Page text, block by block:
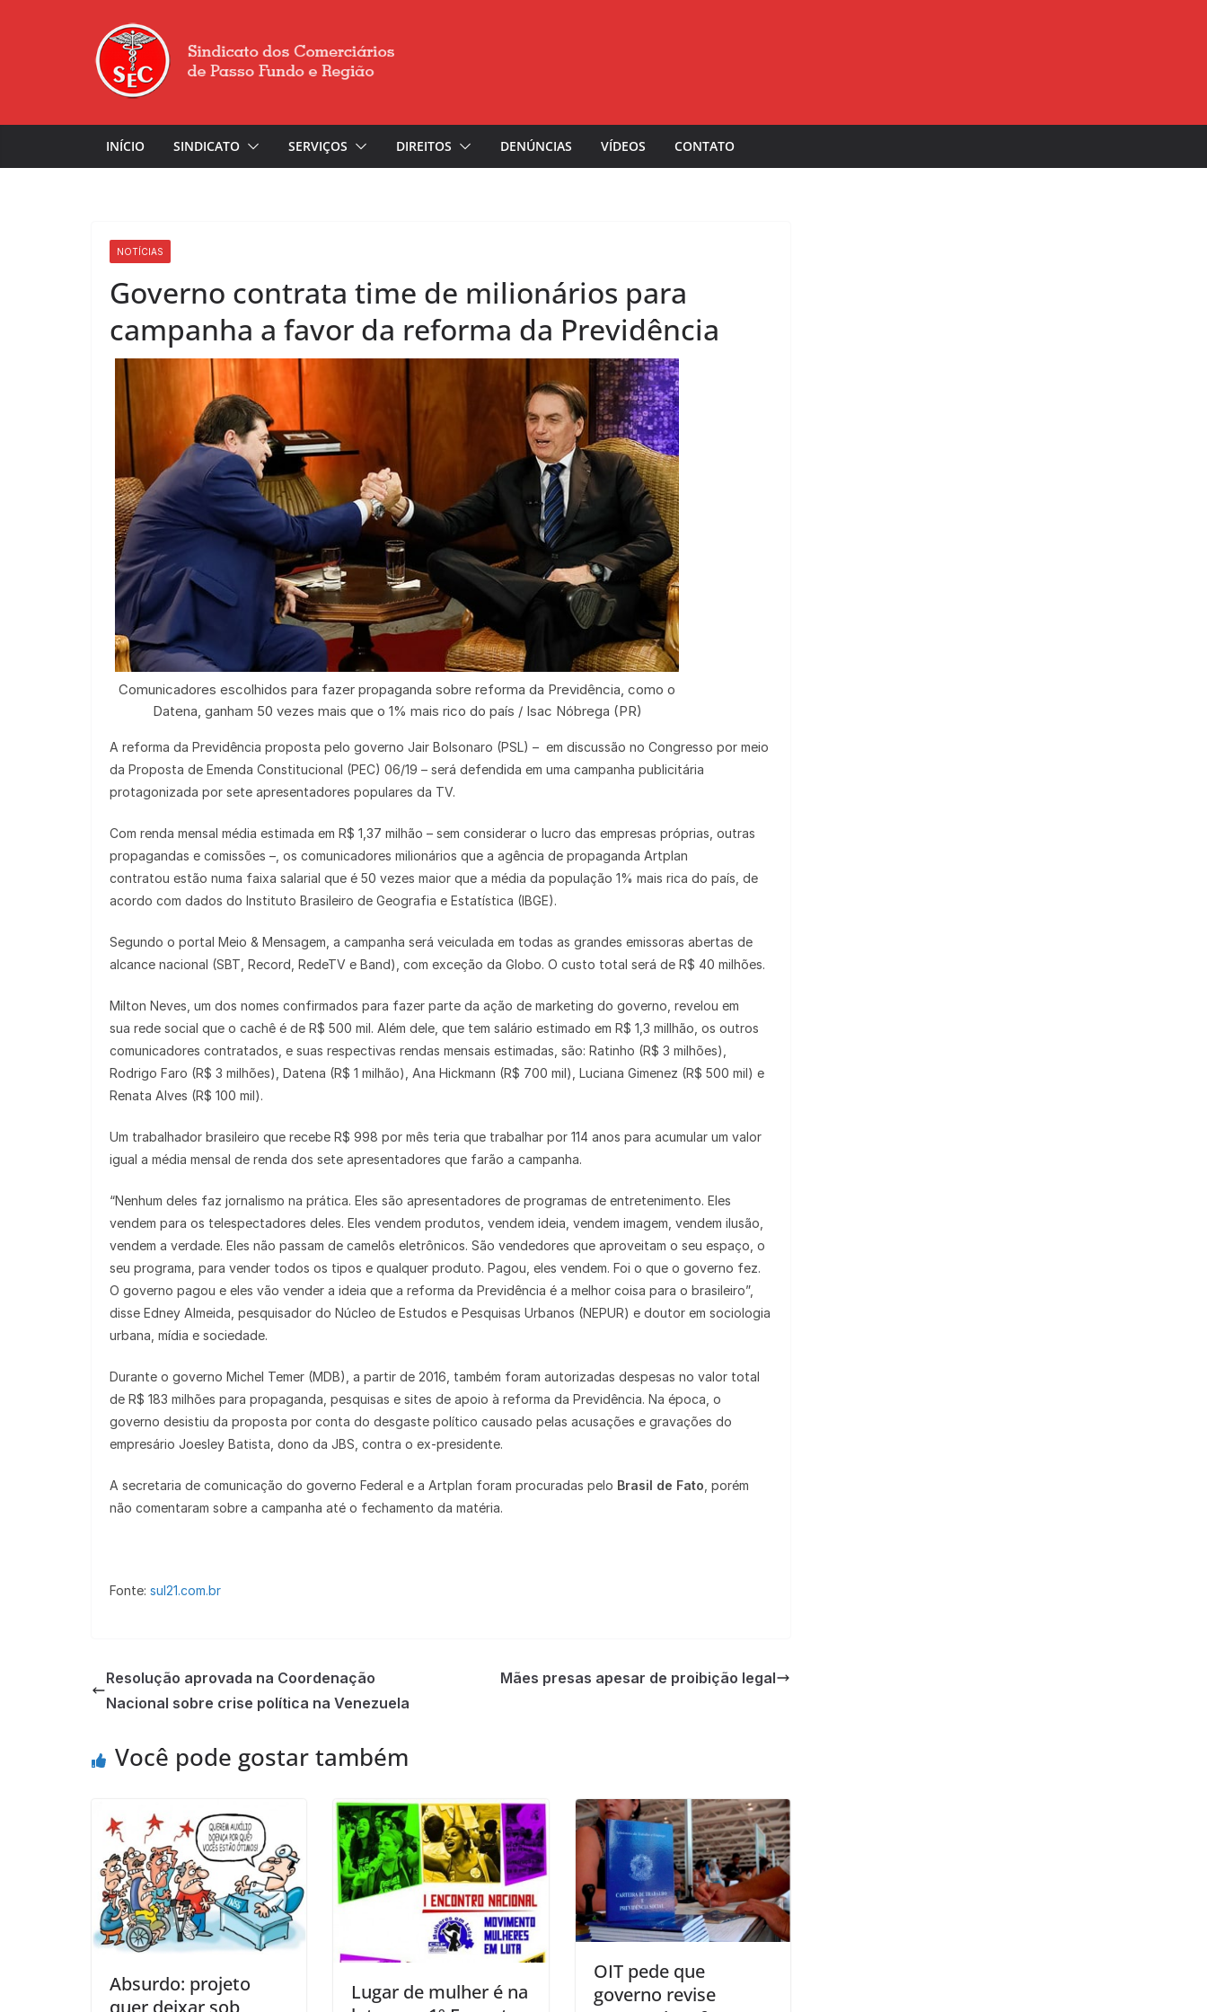
INÍCIO SINDICATO SERVIÇOS DIREITOS DENÚNCIAS VÍDEOS CONTATO
NOTÍCIAS
Governo contrata time de milionários para
campanha a favor da reforma da Previdência
Comunicadores escolhidos para fazer propaganda sobre reforma da Previdência, como o
Datena, ganham 50 vezes mais que o 1% mais rico do país / Isac Nóbrega (PR)
A reforma da Previdência proposta pelo governo Jair Bolsonaro (PSL) – em discussão no Congresso por meio
da Proposta de Emenda Constitucional (PEC) 06/19 – será defendida em uma campanha publicitária
protagonizada por sete apresentadores populares da TV.
Com renda mensal média estimada em R$ 1,37 milhão – sem considerar o lucro das empresas próprias, outras
propagandas e comissões –, os comunicadores milionários que a agência de propaganda Artplan
contratou estão numa faixa salarial que é 50 vezes maior que a média da população 1% mais rica do país, de
acordo com dados do Instituto Brasileiro de Geografia e Estatística (IBGE).
Segundo o portal Meio & Mensagem, a campanha será veiculada em todas as grandes emissoras abertas de
alcance nacional (SBT, Record, RedeTV e Band), com exceção da Globo. O custo total será de R$ 40 milhões.
Milton Neves, um dos nomes confirmados para fazer parte da ação de marketing do governo, revelou em
sua rede social que o cachê é de R$ 500 mil. Além dele, que tem salário estimado em R$ 1,3 millhão, os outros
comunicadores contratados, e suas respectivas rendas mensais estimadas, são: Ratinho (R$ 3 milhões),
Rodrigo Faro (R$ 3 milhões), Datena (R$ 1 milhão), Ana Hickmann (R$ 700 mil), Luciana Gimenez (R$ 500 mil) e
Renata Alves (R$ 100 mil).
Um trabalhador brasileiro que recebe R$ 998 por mês teria que trabalhar por 114 anos para acumular um valor
igual a média mensal de renda dos sete apresentadores que farão a campanha.
“Nenhum deles faz jornalismo na prática. Eles são apresentadores de programas de entretenimento. Eles
vendem para os telespectadores deles. Eles vendem produtos, vendem ideia, vendem imagem, vendem ilusão,
vendem a verdade. Eles não passam de camelôs eletrônicos. São vendedores que aproveitam o seu espaço, o
seu programa, para vender todos os tipos e qualquer produto. Pagou, eles vendem. Foi o que o governo fez.
O governo pagou e eles vão vender a ideia que a reforma da Previdência é a melhor coisa para o brasileiro”,
disse Edney Almeida, pesquisador do Núcleo de Estudos e Pesquisas Urbanos (NEPUR) e doutor em sociologia
urbana, mídia e sociedade.
Durante o governo Michel Temer (MDB), a partir de 2016, também foram autorizadas despesas no valor total
de R$ 183 milhões para propaganda, pesquisas e sites de apoio à reforma da Previdência. Na época, o
governo desistiu da proposta por conta do desgaste político causado pelas acusações e gravações do
empresário Joesley Batista, dono da JBS, contra o ex-presidente.
A secretaria de comunicação do governo Federal e a Artplan foram procuradas pelo Brasil de Fato , porém
não comentaram sobre a campanha até o fechamento da matéria.
Fonte: sul21.com.br
Resolução aprovada na Coordenação
Nacional sobre crise política na Venezuela
Mães presas apesar de proibição legal
Você pode gostar também
Absurdo: projeto
quer deixar sob
Lugar de mulher é na
OIT pede que
governo revise